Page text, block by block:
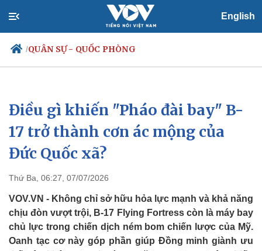
English
/QUÂN SỰ - QUỐC PHÒNG
Chính trị
Đảng
Tổ chức nhân sự
Quốc hội
Nhận diện sự thật
Xã hội
Dự báo thời tiết
Điều gì khiến "Pháo đài bay" B-
17 trở thành cơn ác mộng của
Đức Quốc xã?
Thứ Ba, 06:27, 07/07/2026
VOV.VN - Không chỉ sở hữu hỏa lực mạnh và khả năng
chịu đòn vượt trội, B-17 Flying Fortress còn là máy bay
chủ lực trong chiến dịch ném bom chiến lược của Mỹ.
Oanh tạc cơ này góp phần giúp Đồng minh giành ưu